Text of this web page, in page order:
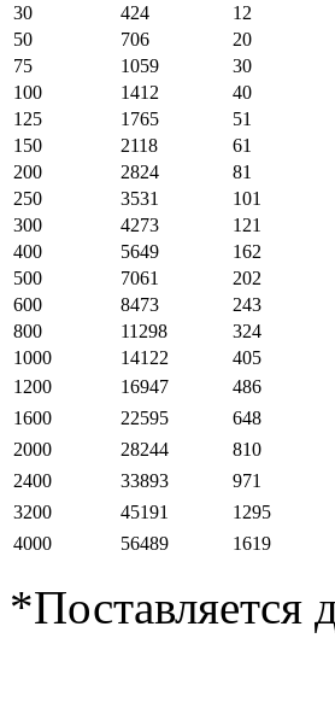
30
424 12
50
706 20
75
1059 30
100
1412 40
125
1765 51
150
2118 61
200
2824 81
250
3531 101
300
4273 121
400
5649 162
500
7061 202
600
8473 243
800
11298 324
1000
14122 405
1200
16947 486
1600
22595 648
2000
28244 810
2400
33893 971
3200
45191 1295
4000
56489 1619
*Поставляется